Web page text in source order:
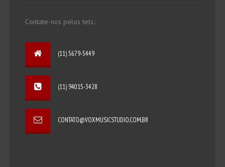
Contate-nos pelos tels.:
(11) 5679-5449
(11) 94015-3428
CONTATO@VOXMUSICSTUDIO.COM.BR